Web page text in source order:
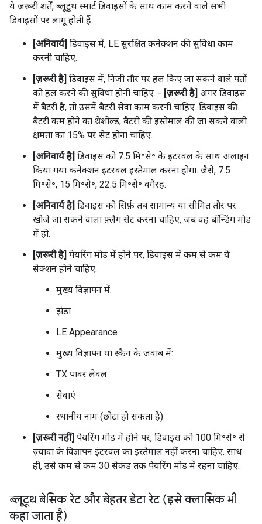
ये ज़रूरी शर्तें, ब्लूटूथ स्मार्ट डिवाइसों के साथ काम करने वाले सभी
डिवाइसों पर लागू होती हैं.
[अनिवार्य] डिवाइस में, LE सुरक्षित कनेक्शन की सुविधा काम
करनी चाहिए.
[ज़रूरी है] डिवाइस में, निजी तौर पर हल किए जा सकने वाले पतों
को हल करने की सुविधा होनी चाहिए. - [ज़रूरी है] अगर डिवाइस
में बैटरी है, तो उसमें बैटरी सेवा काम करनी चाहिए. डिवाइस की
बैटरी कम होने का थ्रेशोल्ड, बैटरी की इस्तेमाल की जा सकने वाली
क्षमता का 15% पर सेट होना चाहिए.
[अनिवार्य है] डिवाइस को 7.5 मि॰से॰ के इंटरवल के साथ अलाइन
किया गया कनेक्शन इंटरवल इस्तेमाल करना होगा. जैसे, 7.5
मि॰से॰, 15 मि॰से॰, 22.5 मि॰से॰ वगैरह.
[अनिवार्य है] डिवाइस को सिर्फ़ तब सामान्य या सीमित तौर पर
खोजे जा सकने वाला फ़्लैग सेट करना चाहिए, जब वह बॉन्डिंग मोड
में हो.
[ज़रूरी है] पेयरिंग मोड में होने पर, डिवाइस में कम से कम ये
सेक्शन होने चाहिए:
मुख्य विज्ञापन में:
झंडा
LE Appearance
मुख्य विज्ञापन या स्कैन के जवाब में:
TX पावर लेवल
सेवाएं
स्थानीय नाम (छोटा हो सकता है)
[ज़रूरी नहीं] पेयरिंग मोड में होने पर, डिवाइस को 100 मि॰से॰ से
ज़्यादा के विज्ञापन इंटरवल का इस्तेमाल नहीं करना चाहिए. साथ
ही, उसे कम से कम 30 सेकंड तक पेयरिंग मोड में रहना चाहिए.
ब्लूटूथ बेसिक रेट और बेहतर डेटा रेट (इसे क्लासिक भी
कहा जाता है)